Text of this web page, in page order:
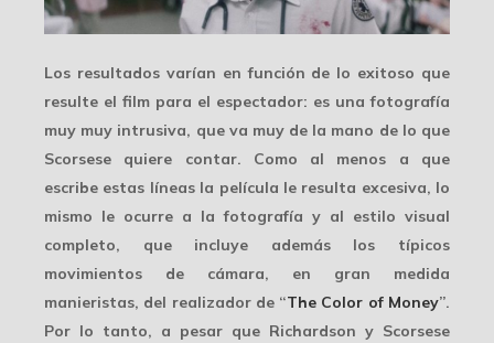
Los resultados varían en función de lo exitoso que
resulte el film para el espectador: es una fotografía
muy muy intrusiva, que va muy de la mano de lo que
Scorsese quiere contar. Como al menos a que
escribe estas líneas la película le resulta excesiva, lo
mismo le ocurre a la fotografía y al estilo visual
completo, que incluye además los típicos
movimientos de cámara, en gran medida
manieristas, del realizador de “The Color of Money”.
Por lo tanto, a pesar que Richardson y Scorsese